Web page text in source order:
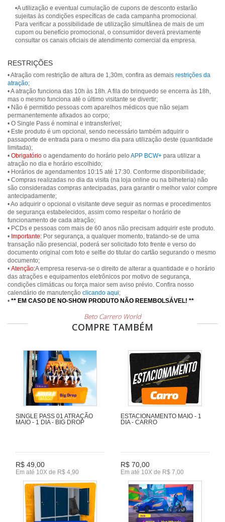
•A utilização e eventual cumulação de cupons de desconto estarão
sujeitas às condições específicas de cada campanha promocional.
Para verificar a possibilidade de utilização simultânea de mais de um
cupom ou benefício promocional, o consumidor deverá previamente
consultar os canais oficiais de atendimento comercial da empresa.
RESTRIÇÕES
• Atração com restrição de altura de 1,30m, confira as demais restrições da
atração;
• A atração funciona das 10h às 18h. A fila do brinquedo se encerra às 18h,
mas o mesmo funciona até o último visitante se divertir;
• Não é permitido pessoas com aparelhos médicos que não sejam
permanentemente afixados ao corpo;
• O Single Pass é nominal e intransferível;
• Este produto é um opcional, sendo necessário também adquirir o
passaporte de entrada para o mesmo dia para utilização deste (quantidade
limitada);
• Obrigatório o agendamento do horário pelo APP BCW+ para utilizar a
atração no dia e horário escolhido;
• Horários de agendamentos 10:15 até 17:30. Conforme disponibilidade;
• Compras realizadas no dia da visita (na loja online ou na bilheteria) não
são consideradas compras antecipadas, para garantir o melhor valor compre
antecipadamente;
• Ao adquirir o opcional o visitante deve seguir as normas e procedimentos
de segurança estabelecidos, assim como respeitar o horário de
funcionamento de cada atração;
• PCDs e pessoas com mais de 60 anos não precisam adquirir este produto.
• Importante: Por segurança, a qualquer momento, tratando-se de uma
transação não presencial, poderá ser solicitado foto frente e verso do
documento original com foto e selfie do titular do cartão segurando o mesmo
documento;
• Atenção:A empresa reserva-se o direito de alterar a quantidade e o horário
das atrações e equipamentos eletrônicos por motivo de segurança,
condições climáticas ou força maior sem aviso prévio. Confira nosso
calendário de manutenção clicando aqui;
• ** EM CASO DE NO-SHOW PRODUTO NÃO REEMBOLSÁVEL! **
Beto Carrero World
COMPRE TAMBÉM
SINGLE PASS 01 ATRAÇÃO
MAIO - 1 DIA - BIG DROP
R$ 49,00
Em até 10X de R$ 4,90
ESTACIONAMENTO MAIO - 1
DIA - CARRO
R$ 70,00
Em até 10X de R$ 7,00